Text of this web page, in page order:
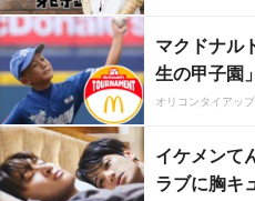
マクドナル
生の甲子園」
オリコンタイアッ
イケメンて
ラブに胸キ